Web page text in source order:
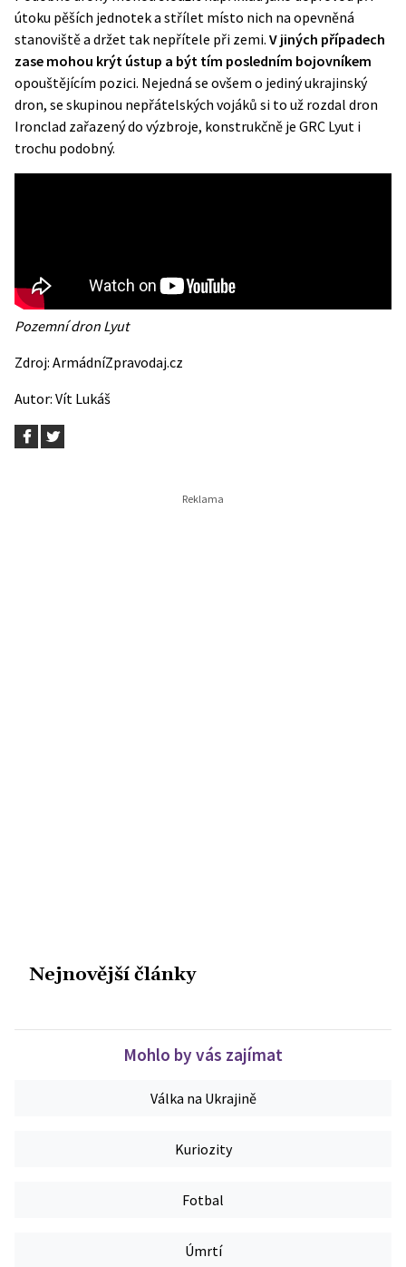
útoku pěších jednotek a střílet místo nich na opevněná
stanoviště a držet tak nepřítele při zemi. V jiných případech
zase mohou krýt ústup a být tím posledním bojovníkem
opouštějícím pozici. Nejedná se ovšem o jediný ukrajinský
dron, se skupinou nepřátelských vojáků si to už rozdal dron
Ironclad zařazený do výzbroje, konstrukčně je GRC Lyut i
trochu podobný.
Pozemní dron Lyut
Zdroj: ArmádníZpravodaj.cz
Autor: Vít Lukáš
Nejnovější články
Mohlo by vás zajímat
Válka na Ukrajině
Kuriozity
Fotbal
Úmrtí